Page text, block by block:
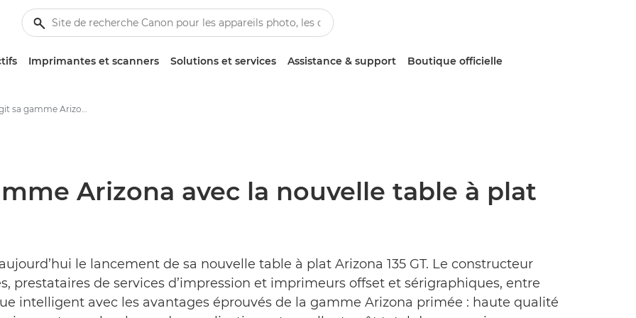
Imprimantes et scanners Solutions et services Assistance & support Boutique officielle
Canon élargit sa gamme Arizona avec la nouvelle table à plat UV Arizona 135 GT - Centre de presse Canon
Arizona avec la nouvelle table à plat
le lancement de sa nouvelle table à plat Arizona 135 GT. Le constructeur
prestataires de services d’impression et imprimeurs offset et sérigraphiques, entre
intelligent avec les avantages éprouvés de la gamme Arizona primée : haute qualité